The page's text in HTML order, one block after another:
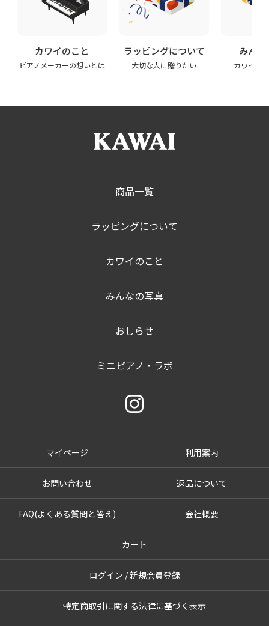
カワイのこと
ピアノメーカーの想いとは
ラッピングについて
大切な人に贈りたい
みんな
カワイの
商品一覧
ラッピングについて
カワイのこと
みんなの写真
おしらせ
ミニピアノ・ラボ
マイページ 利用案内
お問い合わせ 返品について
FAQ(よくある質問と答え) 会社概要
カート
ログイン / 新規会員登録
特定商取引に関する法律に基づく表示